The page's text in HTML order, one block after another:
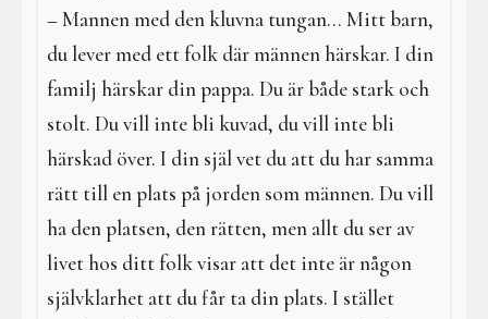
– Mannen med den kluvna tungan... Mitt barn,
du lever med ett folk där männen härskar. I din
familj härskar din pappa. Du är både stark och
stolt. Du vill inte bli kuvad, du vill inte bli
härskad över. I din själ vet du att du har samma
rätt till en plats på jorden som männen. Du vill
ha den platsen, den rätten, men allt du ser av
livet hos ditt folk visar att det inte är någon
självklarhet att du får ta din plats. I stället